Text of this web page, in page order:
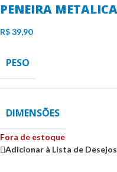
PENEIRA
R$39,90
PESO
DIMENSÕES
Fora de estoque
Adicionar à Lista de Desejos